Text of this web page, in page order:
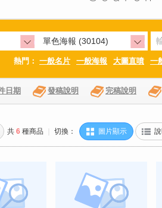
熱門： 一般名片 一般海報 大圖直噴 一
日期 發稿說明 完稿說明
共 6 種商品 切換： 圖片顯示